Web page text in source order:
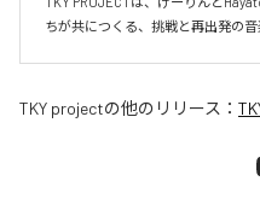
ちが共につくる、挑戦と再出発の音
TKY projectの他のリリース：